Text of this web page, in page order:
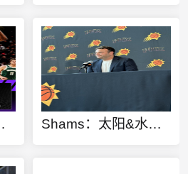
毫无悬念 Shams：太阳&水星CEO巴特尔斯坦即将敲定一份新的续约合同